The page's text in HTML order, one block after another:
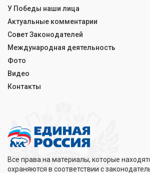
Все права на материалы, которые
охраняются в соответствии с
У Победы наши лица
Актуальные комментарии
Совет Законодателей
Международная деятельность
Фото
Видео
Контакты